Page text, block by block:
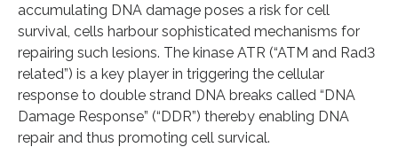
accumulating DNA damage poses a risk for cell
survival, cells harbour sophisticated mechanisms for
repairing such lesions. The kinase ATR (“ATM and Rad3
related”) is a key player in triggering the cellular
response to double strand DNA breaks called “DNA
Damage Response” (“DDR”) thereby enabling DNA
repair and thus promoting cell survical.